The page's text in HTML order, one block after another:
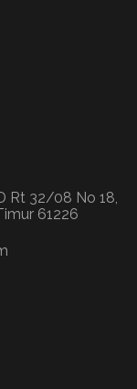
Rt 32/08 No 18,
61226